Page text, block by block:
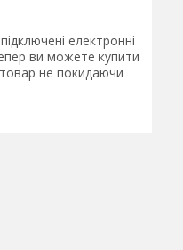
електронні
ви можете купити
не покидаючи